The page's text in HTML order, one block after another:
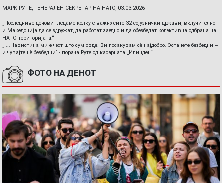
МАРК РУТЕ, ГЕНЕРАЛЕН СЕКРЕТАР НА НАТО, 03.03.2026
„Последниве денови гледаме колку е важно сите 32 сојузнички држави, вклучително
и Македонија да се здружат, да работат заедно и да обезбедат колективна одбрана на
НАТО територијата.“
„ ...Навистина ми е чест што сум овде. Ви посакувам сè најдобро. Останете безбедни –
и чувајте нè безбедни“ - порача Руте од касарната „Илинден“.
ФОТО НА ДЕНОТ